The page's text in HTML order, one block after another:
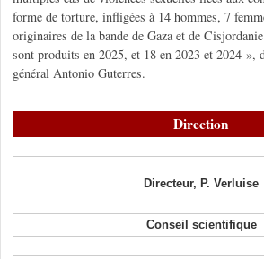
forme de torture, infligées à 14 hommes, 7
originaires de la bande de Gaza et de
sont produits en 2025, et 18 en 2023 et 2024 »,
général Antonio Guterres.
Direction
Directeur, P. Verluise
Conseil scientifique